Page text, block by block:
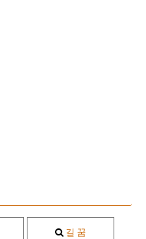
길 꿈